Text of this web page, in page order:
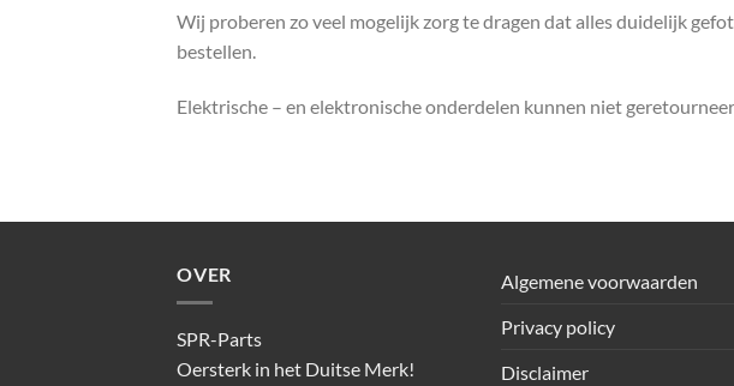
Wij proberen zo veel mogelijk zorg te dragen dat alles duidelijk
bestellen.
Elektrische – en elektronische onderdelen kunnen niet
OVER
SPR-Parts
Oersterk in het Duitse Merk!
Algemene voorwaarden
Privacy policy
Disclaimer